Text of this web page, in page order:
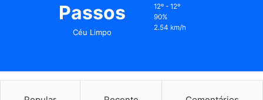
Passos
Céu Limpo
12º - 12º
90%
2.54 km/h